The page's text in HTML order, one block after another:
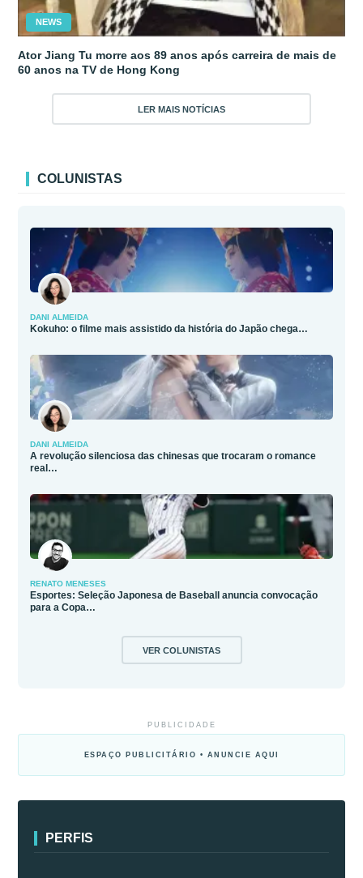
NEWS
Ator Jiang Tu morre aos 89 anos após carreira de mais de
60 anos na TV de Hong Kong
LER MAIS NOTÍCIAS
COLUNISTAS
DANI ALMEIDA
Kokuho: o filme mais assistido da história do Japão chega…
DANI ALMEIDA
A revolução silenciosa das chinesas que trocaram o romance
real…
RENATO MENESES
Esportes: Seleção Japonesa de Baseball anuncia convocação
para a Copa…
VER COLUNISTAS
PUBLICIDADE
ESPAÇO PUBLICITÁRIO • ANUNCIE AQUI
PERFIS